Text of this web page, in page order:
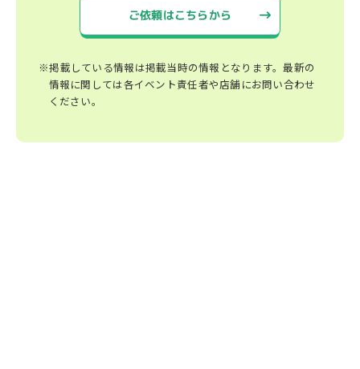
ご依頼はこちらから
※掲載している情報は掲載当時の情報となります。最新の
情報に関しては各イベント責任者や店舗にお問い合わせ
ください。